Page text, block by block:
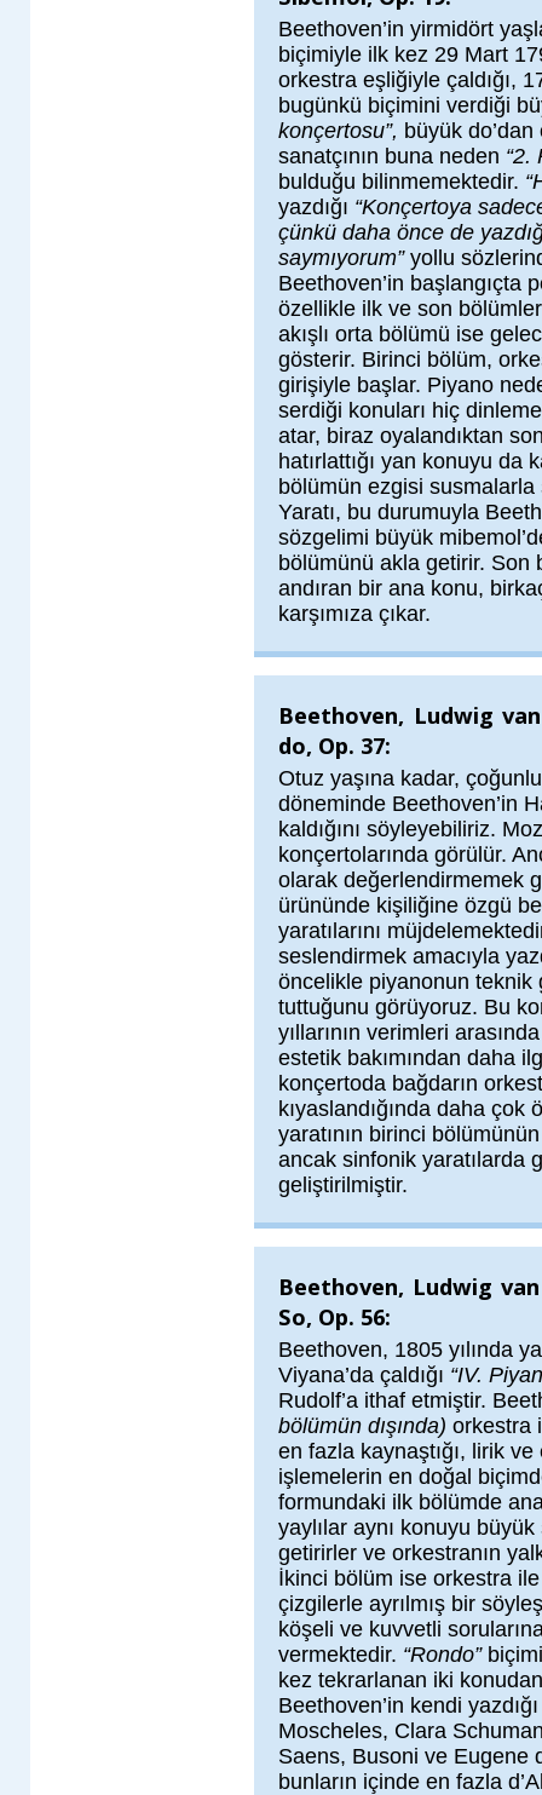
Beethoven’in yirmidört
biçimiyle ilk kez 29 Mart
orkestra eşliğiyle çaldığı,
bugünkü biçimini verdiği
konçertosu”, büyük
sanatçının buna neden “2.
bulduğu bilinmemektedir.
yazdığı “Konçertoya
çünkü daha önce de
saymıyorum”yollu
Beethoven’in başlangıçta
özellikle ilk ve son
akışlı orta bölümü ise
gösterir. Birinci bölüm,
girişiyle başlar. Piyano
serdiği konuları hiç
atar, biraz oyalandıktan
hatırlattığı yan konuyu da
bölümün ezgisi susmalarla
Yaratı, bu durumuyla
sözgelimi büyük
bölümünü akla getirir. Son
andıran bir ana konu,
karşımıza çıkar.
Beethoven, Ludwig
do, Op. 37:
Otuz yaşına kadar,
döneminde Beethoven’in
kaldığını söyleyebiliriz.
konçertolarında görülür.
olarak değerlendirmemek
ürününde kişiliğine özgü
yaratılarını
seslendirmek amacıyla
öncelikle piyanonun teknik
tuttuğunu görüyoruz. Bu
yıllarının verimleri
estetik bakımından daha
konçertoda bağdarın
kıyaslandığında daha çok
yaratının birinci
ancak sinfonik yaratılarda
geliştirilmiştir.
Beethoven, Ludwig
So, Op. 56:
Beethoven, 1805 yılında
Viyana’da çaldığı “IV.
Rudolf’a ithaf etmiştir.
bölümün dışında) orkestra
en fazla kaynaştığı, lirik
işlemelerin en doğal
formundaki ilk bölümde
yaylılar aynı konuyu
getirirler ve orkestranın
İkinci bölüm ise orkestra
çizgilerle ayrılmış bir
köşeli ve kuvvetli
vermektedir. “Rondo”
kez tekrarlanan iki
Beethoven’in kendi
Moscheles, Clara
Saens, Busoni ve Eugene
bunların içinde en fazla